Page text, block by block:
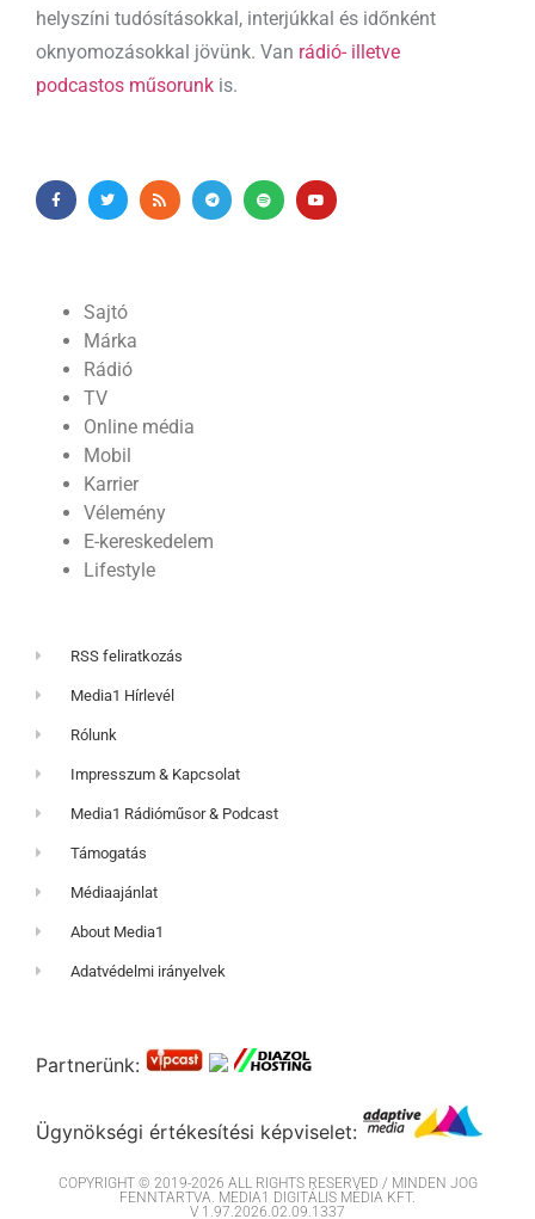
helyszíni tudósításokkal, interjúkkal és időnként
oknyomozásokkal jövünk. Van rádió- illetve
podcastos műsorunk is.
Sajtó
Márka
Rádió
TV
Online média
Mobil
Karrier
Vélemény
E-kereskedelem
Lifestyle
RSS feliratkozás
Media1 Hírlevél
Rólunk
Impresszum & Kapcsolat
Media1 Rádióműsor & Podcast
Támogatás
Médiaajánlat
About Media1
Adatvédelmi irányelvek
Partnerünk:
Ügynökségi értékesítési képviselet:
COPYRIGHT © 2019-2026 ALL RIGHTS RESERVED / MINDEN JOG
FENNTARTVA. MEDIA1 DIGITÁLIS MÉDIA KFT.
V 1.97.2026.02.09.1337